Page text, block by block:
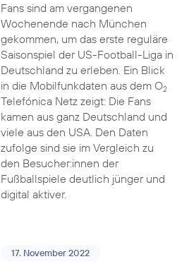
Fans sind am vergangenen
Wochenende nach München
gekommen, um das erste reguläre
Saisonspiel der US-Football-Liga in
Deutschland zu erleben. Ein Blick
in die Mobilfunkdaten aus dem O2
Telefónica Netz zeigt: Die Fans
kamen aus ganz Deutschland und
viele aus den USA. Den Daten
zufolge sind sie im Vergleich zu
den Besucher:innen der
Fußballspiele deutlich jünger und
digital aktiver.
17. November 2022